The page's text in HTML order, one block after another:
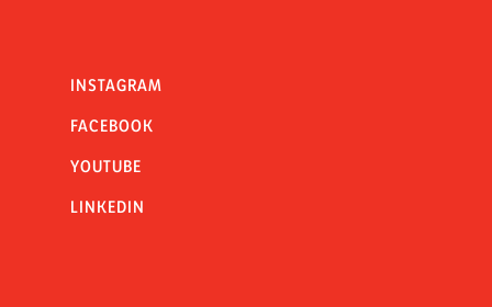
INSTAGRAM
FACEBOOK
YOUTUBE
LINKEDIN